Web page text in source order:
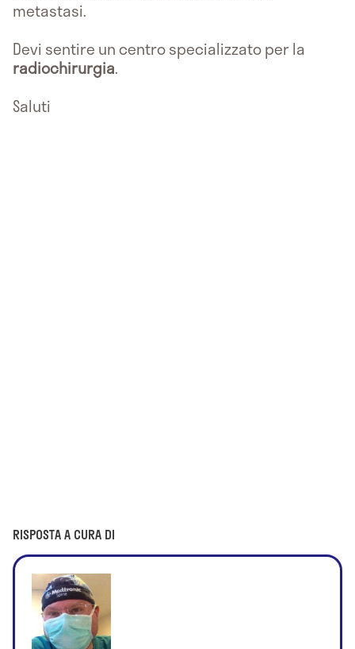
metastasi.
Devi sentire un centro specializzato per la
radiochirurgia.
Saluti
RISPOSTA A CURA DI